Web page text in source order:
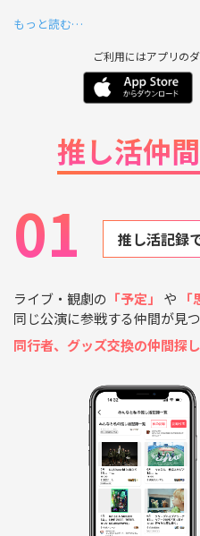
て、語り尽くせる空間です👀
ファン同士で、楽曲の裏話や最新
をより楽しく、そして自由に楽し
シェアしてください！
もっと読む…
ご利用にはアプリの
推し活仲
01 推し活記録
ライブ・観劇の 「予定」 や
同じ公演に参戦する仲間が見
同行者、グッズ交換の仲間探し